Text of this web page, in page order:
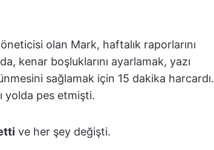
olan Mark, haftalık raporlarını
kenar boşluklarını ayarlamak, yazı
sağlamak için 15 dakika harcardı.
yolda pes etmişti.
ve her şey değişti.